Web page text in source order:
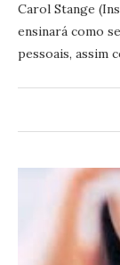
Carol Stange
ensinará como
pessoais, assim